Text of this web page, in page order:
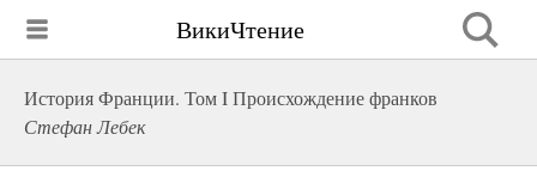
ВикиЧтение
История Франции. Том I Происхождение франков
Стефан Лебек